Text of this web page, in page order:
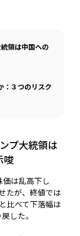
領は中国への
：３つのリスク
プ大統領は
唆
は乱高下し
たが、終値では
比べて下落幅は
した。